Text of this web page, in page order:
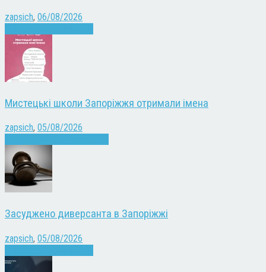
zapsich, 06/08/2026
Мистецькі школи Запоріжжя отримали імена
zapsich, 05/08/2026
Засуджено диверсанта в Запоріжжі
zapsich, 05/08/2026